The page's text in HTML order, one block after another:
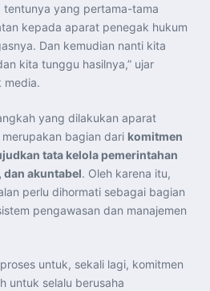
Repatriasi Artefak Budaya
Ketua DEN Perkuat Kolaborasi
dan Pembiayaan Demi Percepatan
Rumah
Angkatan II Batch 1 Dibuka
Kesempatan Raih Pengalaman Kerja
Perwira Remaja AAU 2026, Tekankan
Dorong Kemitraan ASEAN–Inggris yang
Tantangan Global
ASEAN dan Uni Eropa Perkuat
melalui Kemitraan Strategis
Kemitraan Ekonomi ASEAN–Korea
Ketahanan Kawasan
Perkuat Ketahanan Ekonomi,
Kawasan
Perkuat Ketahanan Kawasan lewat
BI-Rate 5,75 Persen untuk Jaga
Tegaskan Komitmen Perkuat
Akuntabilitas Program Makan Bergizi
tentunya yang pertama-tama
kepada aparat penegak hukum
Dan kemudian nanti kita
kita tunggu hasilnya,” ujar
media.
yang dilakukan aparat
bagian dari komitmen
tata kelola pemerintahan
akuntabel. Oleh karena itu,
perlu dihormati sebagai bagian
pengawasan dan manajemen
untuk, sekali lagi, komitmen
untuk selalu berusaha